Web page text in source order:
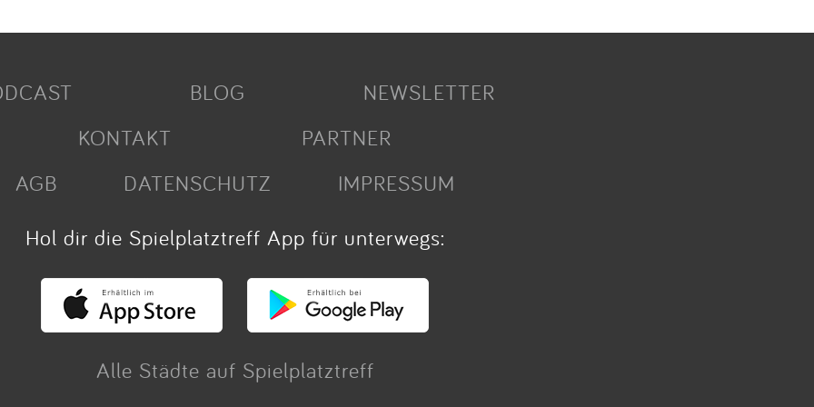
BLOG
NEWSLETTER
KONTAKT
PARTNER
AGB
DATENSCHUTZ
IMPRESSUM
Hol dir die Spielplatztreff App für unterwegs:
Alle Städte auf Spielplatztreff